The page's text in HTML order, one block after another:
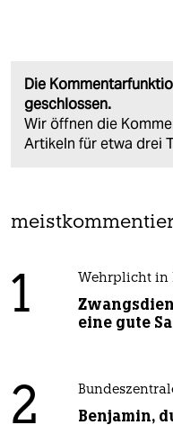
Die
geschlossen.
Wir öffnen die
Artikeln für etwa drei
1 Wehrplicht in
eine gute
2 Benjamin,